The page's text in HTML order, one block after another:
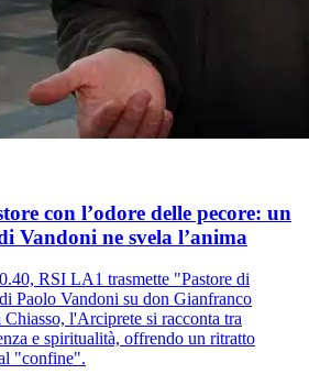
con l’odore delle pecore: un
Vandoni ne svela l’anima
RSI LA1 trasmette "Pastore di
Paolo Vandoni su don Gianfranco
l'Arciprete si racconta tra
e spiritualità, offrendo un ritratto
"confine".